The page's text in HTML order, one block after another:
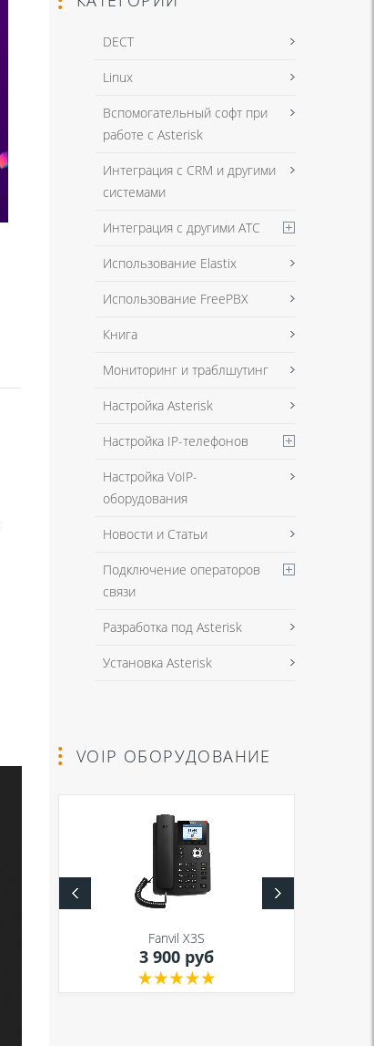
DECT
Linux
Вспомогательный софт при
работе с Asterisk
Интеграция с CRM и другими
системами
Интеграция с другими АТС
Использование Elastix
Использование FreePBX
Книга
Мониторинг и траблшутинг
Настройка Asterisk
Настройка IP-телефонов
Настройка VoIP-
оборудования
Новости и Статьи
Подключение операторов
связи
Разработка под Asterisk
Установка Asterisk
VOIP ОБОРУДОВАНИЕ
Fanvil X3S
3 900 руб